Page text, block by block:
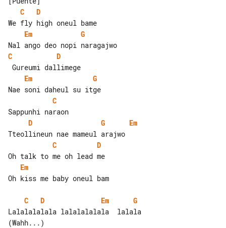
C
D
Em
G
C
D
Em
G
C
D
G
Em
C
D
Em
Oh kiss me baby oneul bam
C D Em
G
Lalalalalala lalalalalala  lalala